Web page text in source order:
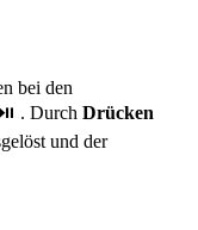
bei den
⏯️ . Durch Drücken
und der